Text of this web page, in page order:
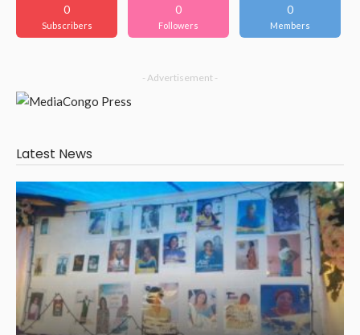
0
Subscribers
0
Followers
0
Members
- Advertisement -
Latest News